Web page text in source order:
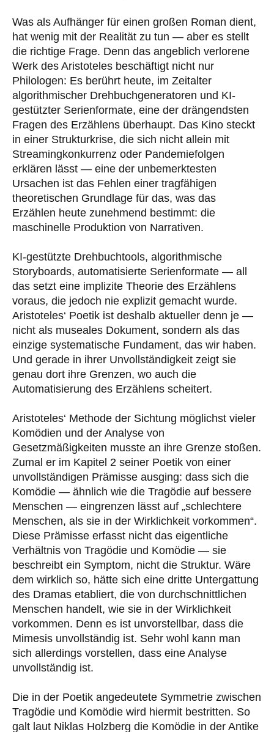
Was als Aufhänger für einen großen Roman dient,
hat wenig mit der Realität zu tun — aber es stellt
die richtige Frage. Denn das angeblich verlorene
Werk des Aristoteles beschäftigt nicht nur
Philologen: Es berührt heute, im Zeitalter
algorithmischer Drehbuchgeneratoren und KI-
gestützter Serienformate, eine der drängendsten
Fragen des Erzählens überhaupt. Das Kino steckt
in einer Strukturkrise, die sich nicht allein mit
Streamingkonkurrenz oder Pandemiefolgen
erklären lässt — eine der unbemerktesten
Ursachen ist das Fehlen einer tragfähigen
theoretischen Grundlage für das, was das
Erzählen heute zunehmend bestimmt: die
maschinelle Produktion von Narrativen.
KI-gestützte Drehbuchtools, algorithmische
Storyboards, automatisierte Serienformate — all
das setzt eine implizite Theorie des Erzählens
voraus, die jedoch nie explizit gemacht wurde.
Aristoteles‘ Poetik ist deshalb aktueller denn je —
nicht als museales Dokument, sondern als das
einzige systematische Fundament, das wir haben.
Und gerade in ihrer Unvollständigkeit zeigt sie
genau dort ihre Grenzen, wo auch die
Automatisierung des Erzählens scheitert.
Aristoteles‘ Methode der Sichtung möglichst vieler
Komödien und der Analyse von
Gesetzmäßigkeiten musste an ihre Grenze stoßen.
Zumal er im Kapitel 2 seiner Poetik von einer
unvollständigen Prämisse ausging: dass sich die
Komödie — ähnlich wie die Tragödie auf bessere
Menschen — eingrenzen lässt auf „schlechtere
Menschen, als sie in der Wirklichkeit vorkommen“.
Diese Prämisse erfasst nicht das eigentliche
Verhältnis von Tragödie und Komödie — sie
beschreibt ein Symptom, nicht die Struktur. Wäre
dem wirklich so, hätte sich eine dritte Untergattung
des Dramas etabliert, die von durchschnittlichen
Menschen handelt, wie sie in der Wirklichkeit
vorkommen. Denn es ist unvorstellbar, dass die
Mimesis unvollständig ist. Sehr wohl kann man
sich allerdings vorstellen, dass eine Analyse
unvollständig ist.
Die in der Poetik angedeutete Symmetrie zwischen
Tragödie und Komödie wird hiermit bestritten. So
galt laut Niklas Holzberg die Komödie in der Antike